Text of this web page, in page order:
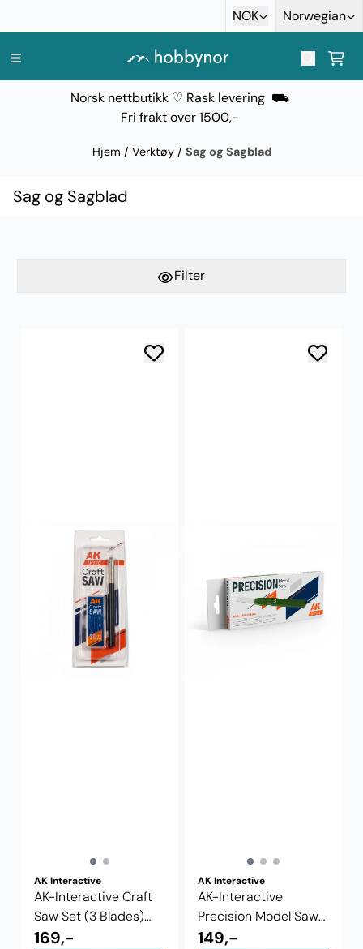
NOK Norwegian
Norsk nettbutikk ♡ Rask levering ⛟
Fri frakt over 1500,-
Hjem / Verktøy / Sag og Sagblad
Sag og Sagblad
Filter
AK Interactive
AK-Interactive Craft
Saw Set (3 Blades)
(AK9312)
169,-
AK Interactive
AK-Interactive
Precision Model Saw
(AK9536)
149,-